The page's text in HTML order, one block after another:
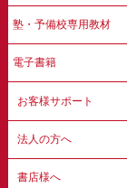
塾・予備校専用教材
電子書籍
お客様サポート
法人の方へ
書店様へ